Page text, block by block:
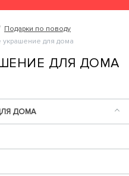
Подарки по поводу
для дома
ДЛЯ ДОМА
ДОМА